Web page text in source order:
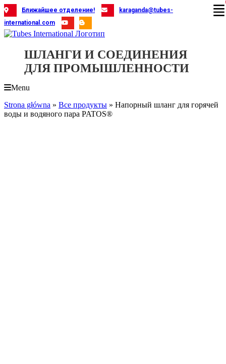
Skip
to
content
Ближайшее отделение!
karaganda@tubes-
international.com
ШЛАНГИ И СОЕДИНЕНИЯ
ДЛЯ ПРОМЫШЛЕННОСТИ
Menu
Strona główna » Все продукты » Напорный шланг для горячей
воды и водяного пара PATOS®